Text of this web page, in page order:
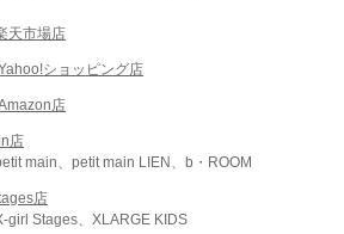
天市場店
ショッピング店
店
店
main、petit main LIEN、b・ROOM
店
girl Stages、XLARGE KIDS